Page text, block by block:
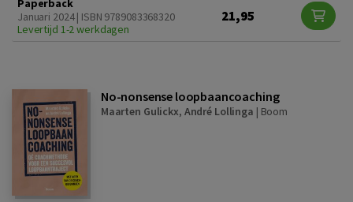
Paperback
Januari 2024 | ISBN 9789083368320
Levertijd 1-2 werkdagen
21,95
No-nonsense loopbaancoaching
Maarten Gulickx, André Lollinga | Boom